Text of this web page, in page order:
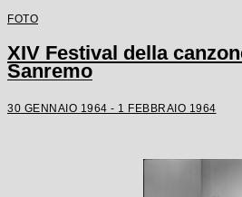
FOTO
XIV Festival della
Sanremo
30 GENNAIO 1964 - 1 FEBBRAIO 1964